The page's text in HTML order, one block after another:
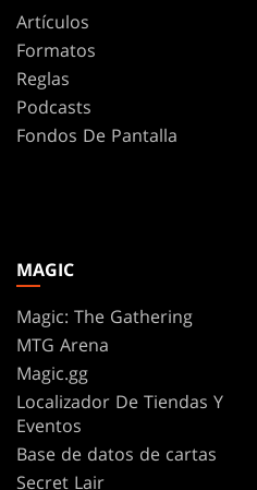
Artículos
Formatos
Reglas
Podcasts
Fondos De Pantalla
MAGIC
Magic: The Gathering
MTG Arena
Magic.gg
Localizador De Tiendas Y
Eventos
Base de datos de cartas
Secret Lair